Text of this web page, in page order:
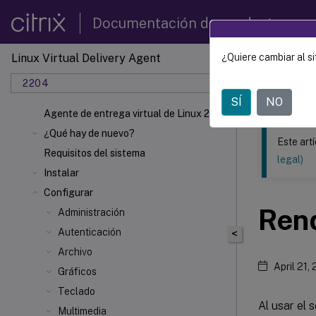
Documentación de productos
Linux Virtual Delivery Agent
2204
Agente de entrega virtual de Linux 2204
¿Qué hay de nuevo?
Requisitos del sistema
Instalar
Configurar
Administración
Autenticación
Archivo
Gráficos
Teclado
Multimedia
Este
<
Este
legal)
April 21,
Al usar el
¿Quiere cambiar al
SÍ NO